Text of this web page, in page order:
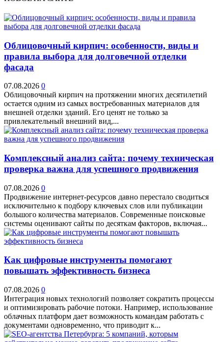
Облицовочный кирпич: особенности, виды и
правила выбора для долговечной отделки
фасада
07.08.2026 0
Облицовочный кирпич на протяжении многих десятилетий
остается одним из самых востребованных материалов для
внешней отделки зданий. Его ценят не только за
привлекательный внешний вид,...
Комплексный анализ сайта: почему техническая
проверка важна для успешного продвижения
07.08.2026 0
Продвижение интернет-ресурсов давно перестало сводиться
исключительно к подбору ключевых слов или публикации
большого количества материалов. Современные поисковые
системы оценивают сайты по десяткам факторов, включая...
Как цифровые инструменты помогают
повышать эффективность бизнеса
07.08.2026 0
Интеграция новых технологий позволяет сократить процессы
и оптимизировать рабочие потоки. Например, использование
облачных платформ дает возможность командам работать с
документами одновременно, что приводит к...